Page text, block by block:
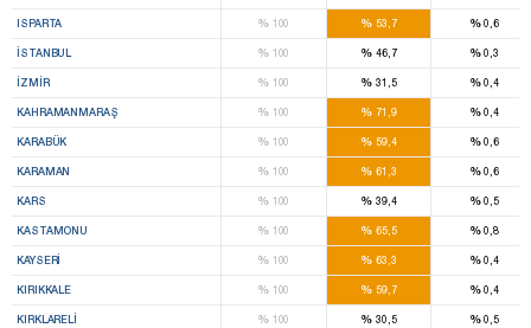
ISPARTA %100 % 53,7 %0,6
İSTANBUL %100 % 46,7 %0,3
İZMIR %100 % 31,5 %0,4
KAHRAMANMARAŞ %100 % 71,9 %0,4
KARABÜK %100 % 59,4 %0,6
KARAMAN %100 % 61,3 %0,6
KARS %100 % 39,4 %0,5
KASTAMONU %100 % 65,5 %0,8
KAYSERI %100 % 63,3 %0,4
KIRIKKALE %100 % 59,7 %0,4
KIRKLARELI %100 % 30,5 %0,5